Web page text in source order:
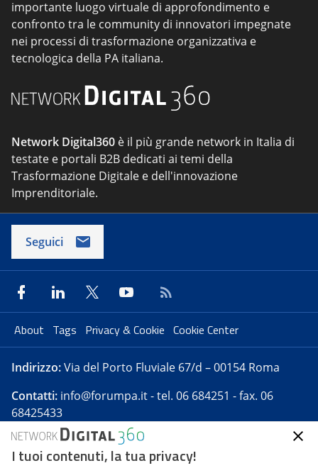
importante luogo virtuale di approfondimento e
confronto tra le community di innovatori impegnate
nei processi di trasformazione organizzativa e
tecnologica della PA italiana.
Network Digital360 è il più grande network in Italia di
testate e portali B2B dedicati ai temi della
Trasformazione Digitale e dell'innovazione
Imprenditoriale.
Seguici
About Tags Privacy & Cookie Cookie Center
Indirizzo:Via del Porto Fluviale 67/d – 00154 Roma
Contatti: info@forumpa.it- tel. 06 684251 - fax. 06
68425433
Forumpa.itè una pubblicazione telematica iscritta
I tuoi contenuti, la tua privacy!